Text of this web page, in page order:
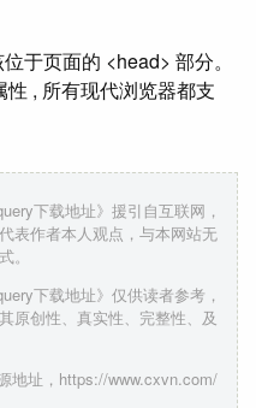
于页面的 <head> 部分。
性 , 所有现代浏览器都支
下载地址》援引自互联网，
表作者本人观点，与本网站无
。
下载地址》仅供读者参考，
原创性、真实性、完整性、及
地址，https://www.cxvn.com/